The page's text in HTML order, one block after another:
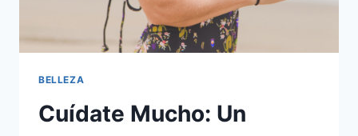
BELLEZA
Cuídate Mucho: Un